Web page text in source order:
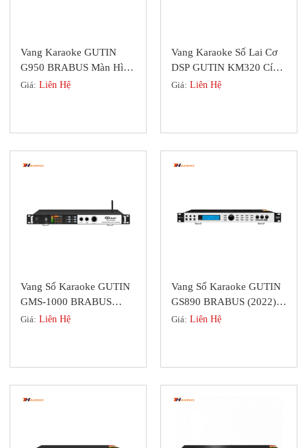
Vang Karaoke GUTIN
G950 BRABUS Màn Hình
LED Lớn, Tốt Về Giá
Giá: Liên Hệ
Vang Karaoke Số Lai Cơ
DSP GUTIN KM320 Cính
Hãng GERMANY
Giá: Liên Hệ
Vang Số Karaoke GUTIN
GMS-1000 BRABUS
(2022) Màn Hình Cảm
Giá: Liên Hệ
Vang Số Karaoke GUTIN
GS890 BRABUS (2022)
Chip AD21593 Sử Lý Âm
Giá: Liên Hệ